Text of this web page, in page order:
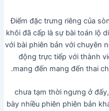
Điểm đặc trưng riêng của
khôi đã cấp là sự bài toán lộ
với bài phiên bản với chuyên
động trực tiếp với thành
mang đến mang đến thai
chưa tạm thời ngưng ở
bày nhiều phiên phiên bản